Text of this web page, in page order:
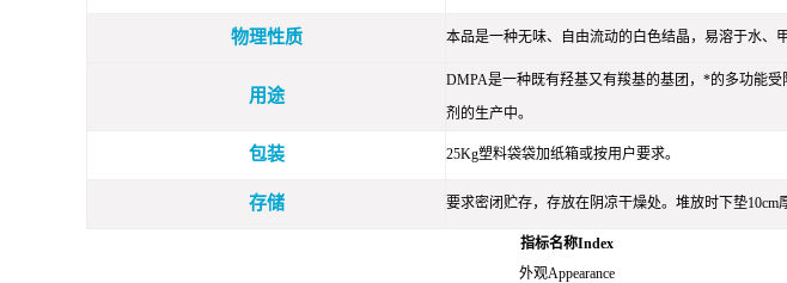
物理性质 本品是一种无味、自由流动的白色结晶，易溶于水、
用途
DMPA是一种既有羟基又有羧基的基团，*的多功能
剂的生产中。
包装 25Kg塑料袋袋加纸箱或按用户要求。
存储 要求密闭贮存，存放在阴凉干燥处。堆放时下垫10cm
指标名称Index
外观Appearance